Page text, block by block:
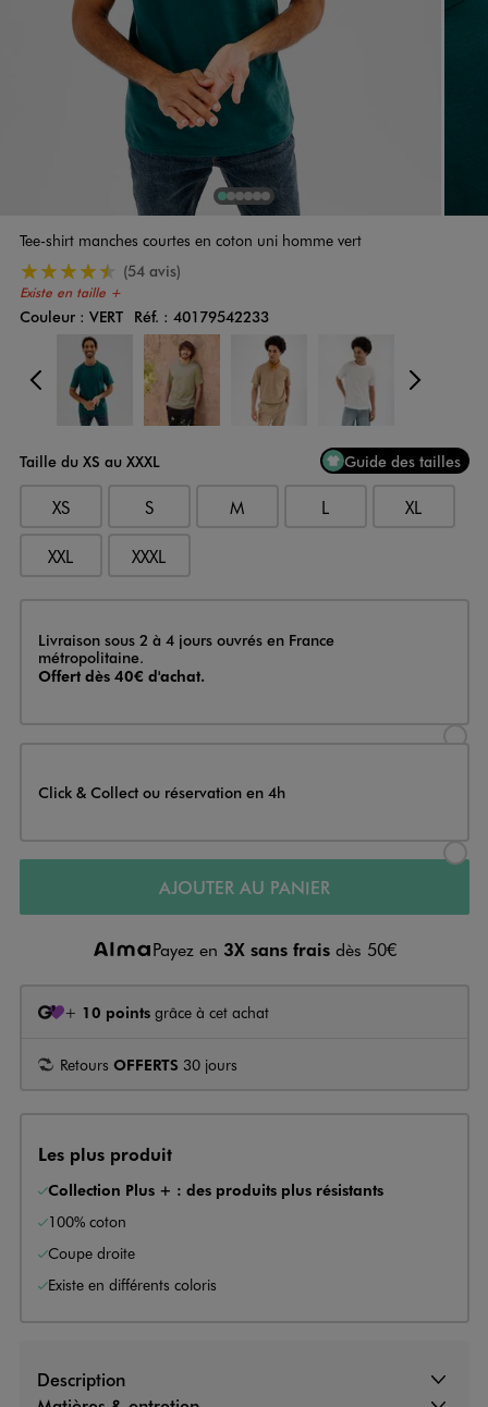
1Sur 6
2Sur 6
3Sur 6
4Sur 6
5Sur 6
6 Sur 6
Tee-shirt manches courtes en coton uni homme vert
Existe en taille +
4.5/5 de moyenne
(54 avis)
Couleur
Couleur : VERT Réf. : 40179542233
Choisissez votre Couleur
Précédent
Taille du XS au XXXL Guide des tailles
XS S M L XL
XXL XXXL
Livraison
Livraison sous 2 à 4 jours ouvrés en France
métropolitaine.
Offert dès 40€ d'achat.
Click & Collect ou réservation en 4h
AJOUTER AU PANIER
Payez en 3X sans frais dès 50€
+ 10 points grâce à cet achat
Retours OFFERTS 30 jours
Les plus produit
Collection Plus + : des produits plus résistants
100% coton
Coupe droite
Existe en différents coloris
Description